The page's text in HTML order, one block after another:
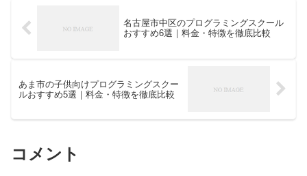
名古屋市中区のプログラミングスクール
おすすめ6選｜料金・特徴を徹底比較
あま市の子供向けプログラミングスクー
ルおすすめ5選｜料金・特徴を徹底比較
コメント